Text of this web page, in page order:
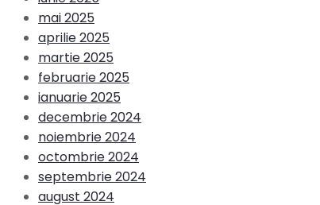
mai 2025
aprilie 2025
martie 2025
februarie 2025
ianuarie 2025
decembrie 2024
noiembrie 2024
octombrie 2024
septembrie 2024
august 2024